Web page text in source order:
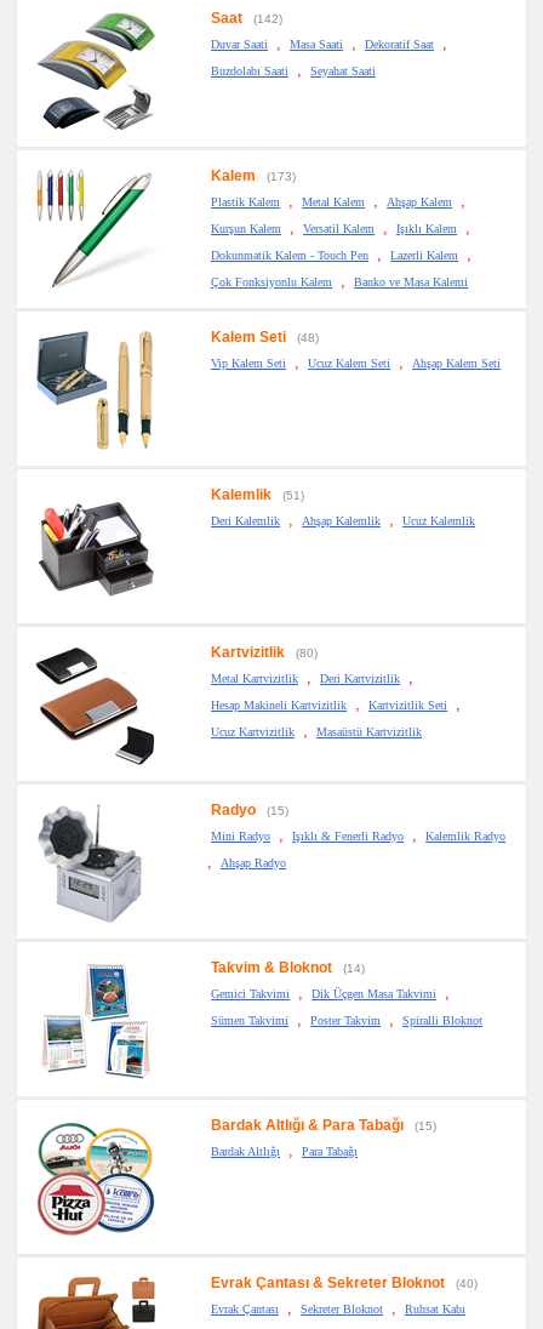
Saat
(142)
Duvar Saati
, Masa Saati , Dekoratif Saat ,
Buzdolabı Saati , Seyahat Saati
Kalem
(173)
Plastik Kalem
, Metal Kalem , Ahşap Kalem ,
Kurşun Kalem , Versatil Kalem , Işıklı Kalem ,
Dokunmatik Kalem - Touch Pen , Lazerli Kalem ,
Çok Fonksiyonlu Kalem , Banko ve Masa Kalemi
Kalem Seti
(48)
Vip Kalem Seti
, Ucuz Kalem Seti , Ahşap Kalem Seti
Kalemlik
(51)
Deri Kalemlik
, Ahşap Kalemlik , Ucuz Kalemlik
Kartvizitlik
(80)
Metal Kartvizitlik
, Deri Kartvizitlik ,
Hesap Makineli Kartvizitlik , Kartvizitlik Seti ,
Ucuz Kartvizitlik , Masaüstü Kartvizitlik
Radyo
(15)
Mini Radyo
, Işıklı & Fenerli Radyo , Kalemlik Radyo
, Ahşap Radyo
Takvim & Bloknot
(14)
Gemici Takvimi
, Dik Üçgen Masa Takvimi ,
Sümen Takvimi , Poster Takvim , Spiralli Bloknot
Bardak Altlığı & Para Tabağı
(15)
Bardak Altlığı
, Para Tabağı
Evrak Çantası & Sekreter Bloknot
(40)
Evrak Çantası
, Sekreter Bloknot , Ruhsat Kabı